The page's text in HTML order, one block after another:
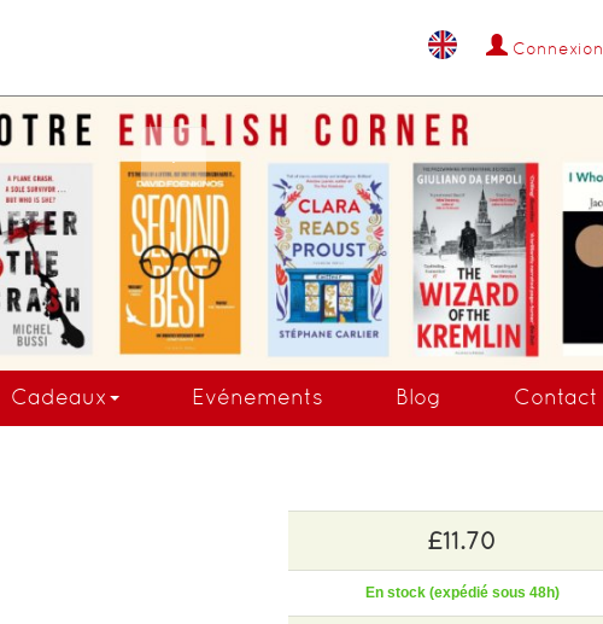
Connexion
COMMANDEZ MAINTENANT !
Cadeaux Evénements Blog Contact
£11.70
En stock (expédié sous 48h)